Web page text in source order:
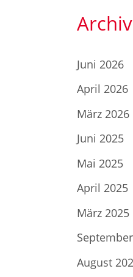
Archiv
Juni 2026
April 2026
März 2026
Juni 2025
Mai 2025
April 2025
März 2025
August